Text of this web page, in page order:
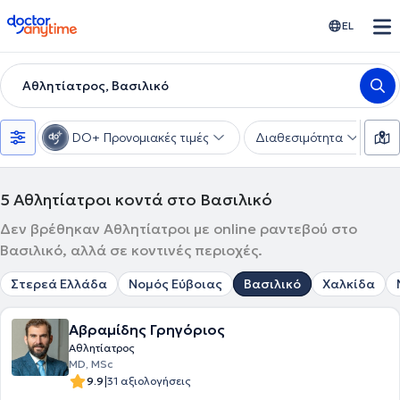
doctoranytime EL
Αθλητίατρος, Βασιλικό
DO+ Προνομιακές τιμές Διαθεσιμότητα
5 Αθλητίατροι κοντά στο Βασιλικό
Δεν βρέθηκαν Αθλητίατροι με online ραντεβού στο
Βασιλικό, αλλά σε κοντινές περιοχές.
Στερεά Ελλάδα Νομός Εύβοιας Βασιλικό Χαλκίδα
Αβραμίδης Γρηγόριος
Αθλητίατρος
MD, MSc
9.9|31 αξιολογήσεις